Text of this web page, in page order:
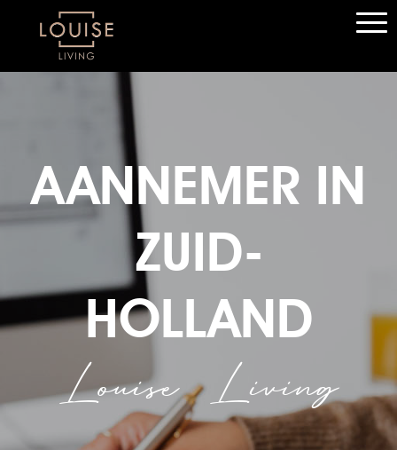
AANNEMER IN
ZUID-
HOLLAND
Louise Living